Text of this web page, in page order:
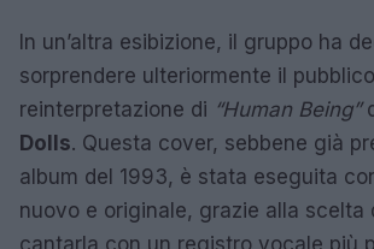
In un’altra esibizione, il gruppo ha
sorprendere ulteriormente il
reinterpretazione di “Human Being”
Dolls. Questa cover, sebbene già
album del 1993, è stata eseguita
nuovo e originale, grazie alla scelta
cantarla con un registro vocale più